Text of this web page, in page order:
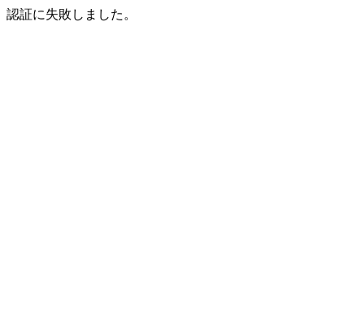
認証に失敗しました。